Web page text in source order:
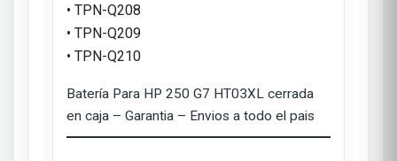
• TPN-Q208
• TPN-Q209
• TPN-Q210
Batería Para HP 250 G7 HT03XL cerrada
en caja – Garantia – Envios a todo el pais